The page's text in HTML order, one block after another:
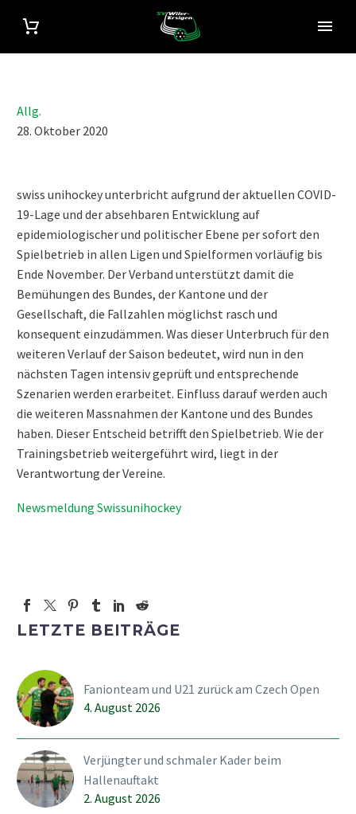
Allg.
28. Oktober 2020
swiss unihockey unterbricht aufgrund der aktuellen COVID-
19-Lage und der absehbaren Entwicklung auf
epidemiologischer und politischer Ebene per sofort den
Spielbetrieb in allen Ligen und Spielformen vorläufig bis
Ende November. Der Verband unterstützt damit die
Bemühungen des Bundes, der Kantone und der
Gesellschaft, die Fallzahlen möglichst rasch und
konsequent einzudämmen. Was dieser Unterbruch für den
weiteren Verlauf der Saison bedeutet, wird nun in den
nächsten Tagen intensiv geprüft und entsprechende
Szenarien werden erarbeitet. Einfluss darauf werden auch
die weiteren Massnahmen der Kantone und des Bundes
haben. Dieser Entscheid betrifft den Spielbetrieb. Wie der
Trainingsbetrieb weitergeführt wird, liegt in der
Verantwortung der Vereine.
Newsmeldung Swissunihockey
LETZTE BEITRÄGE
Fanionteam und U21 zurück am Czech Open
4. August 2026
Verjüngter und schmaler Kader beim
Hallenauftakt
2. August 2026